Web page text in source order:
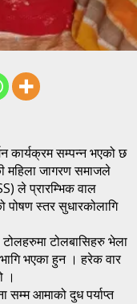
कार्यक्रम सम्पन्न भएको छ
महिला जागरण समाजले
ले प्रारम्भिक वाल
पोषण स्तर सुधारकोलागि
टोलबासिहरु भेला
भएका हुन । हरेक वार
।
सम्म आमाको दुध पर्याप्त